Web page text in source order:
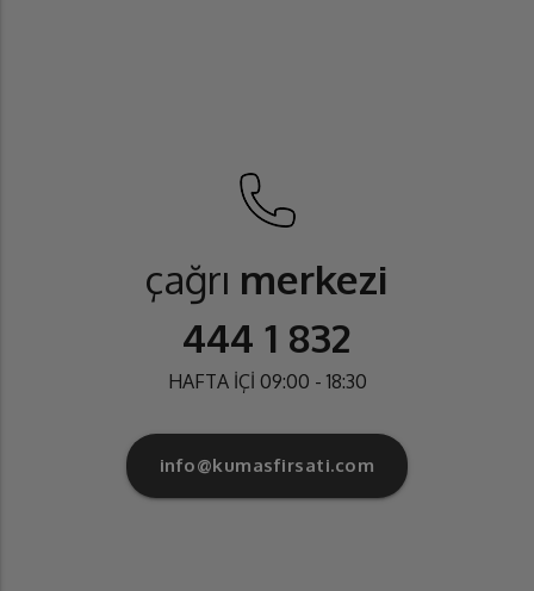
çağrı merkezi
444 1 832
HAFTA İÇİ 09:00 - 18:30
info@kumasfirsati.com